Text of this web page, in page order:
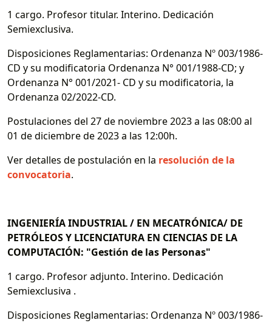
1 cargo. Profesor titular. Interino. Dedicación
Semiexclusiva.
Disposiciones Reglamentarias: Ordenanza Nº 003/1986-
CD y su modificatoria Ordenanza N° 001/1988-CD; y
Ordenanza N° 001/2021- CD y su modificatoria, la
Ordenanza 02/2022-CD.
Postulaciones del 27 de noviembre 2023 a las 08:00 al
01 de diciembre de 2023 a las 12:00h.
Ver detalles de postulación en la resolución de la
convocatoria.
INGENIERÍA INDUSTRIAL / EN MECATRÓNICA/ DE
PETRÓLEOS Y LICENCIATURA EN CIENCIAS DE LA
COMPUTACIÓN: "Gestión de las Personas"
1 cargo. Profesor adjunto. Interino. Dedicación
Semiexclusiva .
Disposiciones Reglamentarias: Ordenanza Nº 003/1986-